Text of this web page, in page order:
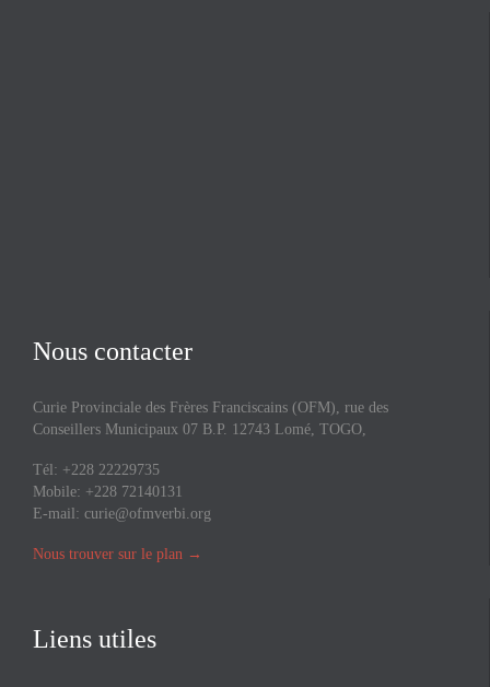
Nous contacter
Curie Provinciale des Frères Franciscains (OFM), rue des
Conseillers Municipaux 07 B.P. 12743 Lomé, TOGO,
Tél: +228 22229735
Mobile: +228 72140131
E-mail: curie@ofmverbi.org
Nous trouver sur le plan →
Liens utiles